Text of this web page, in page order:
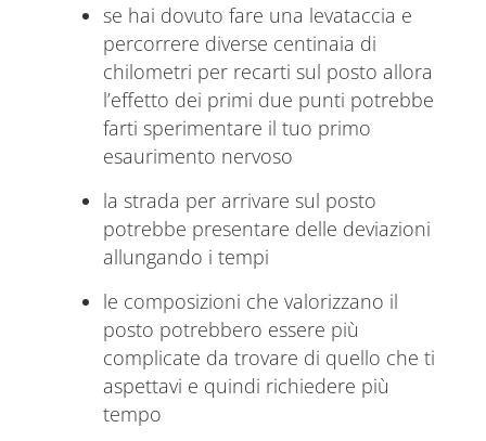
se hai dovuto fare una levataccia e
percorrere diverse centinaia di
chilometri per recarti sul posto allora
l’effetto dei primi due punti potrebbe
farti sperimentare il tuo primo
esaurimento nervoso
la strada per arrivare sul posto
potrebbe presentare delle deviazioni
allungando i tempi
le composizioni che valorizzano il
posto potrebbero essere più
complicate da trovare di quello che ti
aspettavi e quindi richiedere più
tempo